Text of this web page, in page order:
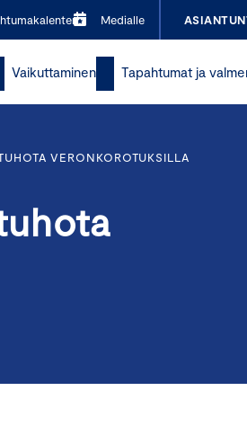
Medialle
Vaikuttaminen Tapahtumat ja
VERONKOROTUKSILLA